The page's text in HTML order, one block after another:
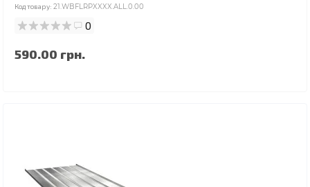
Код товару: 21.WBFLRPXXXX.ALL.0.00
0
590.00 грн.